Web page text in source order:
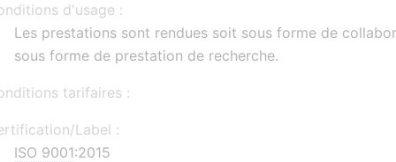
d'usage :
Les prestations sont rendues soit sous forme de
sous forme de prestation de recherche.
tarifaires :
Label :
ISO 9001:2015